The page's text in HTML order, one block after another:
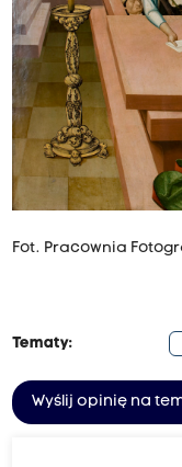
Fot. Pracownia
Tematy:
Wyślij opinię na